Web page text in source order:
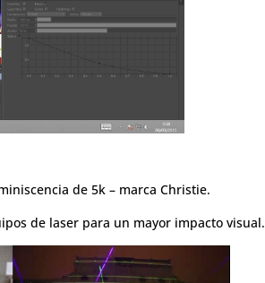
de 5k – marca Christie.
de laser para un mayor impacto visual.